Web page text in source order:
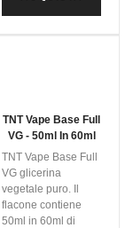
TNT Vape Base Full
VG - 50ml In 60ml
TNT Vape Base Full
VG glicerina
vegetale puro. Il
flacone contiene
50ml in 60ml di